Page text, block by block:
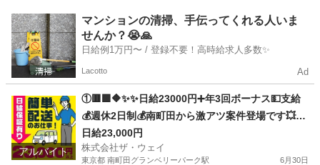
神奈川 藤沢市 湘南台駅 ドライバー ネットスーパー
マンションの清掃、手伝ってくれる人いま
せんか？😭🙏
日給例1万円〜 / 登録不要！高時給求人多数✨
Lacotto Ad
アルバイト
①🟥🟩🔶✨✨日給23000円➕年3回ボーナス💵支給
💰週休2日制💰南町田から激アツ案件登場です💥地
方から応募も大歓迎😄女子でも楽々🎵✨
日給23,000円
株式会社ザ・ウェイ
東京都 南町田グランベリーパーク駅 6月30日